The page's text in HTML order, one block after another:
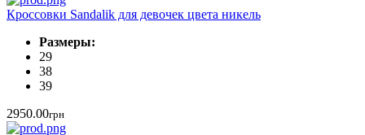
Кроссовки Sandalik для девочек цвета никель
Размеры:
29
38
39
2950.00грн